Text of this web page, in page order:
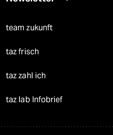
team zukunft
taz frisch
taz zahl ich
taz lab Infobrief